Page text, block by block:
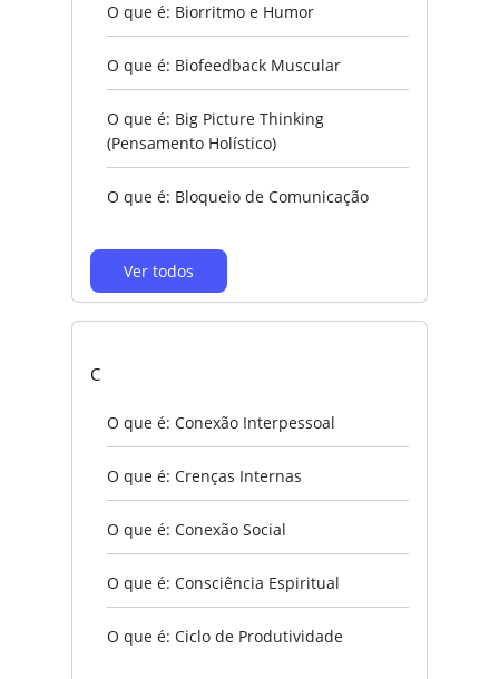
O que é: Biorritmo e Humor
O que é: Biofeedback Muscular
O que é: Big Picture Thinking
(Pensamento Holístico)
O que é: Bloqueio de Comunicação
Ver todos
C
O que é: Conexão Interpessoal
O que é: Crenças Internas
O que é: Conexão Social
O que é: Consciência Espiritual
O que é: Ciclo de Produtividade